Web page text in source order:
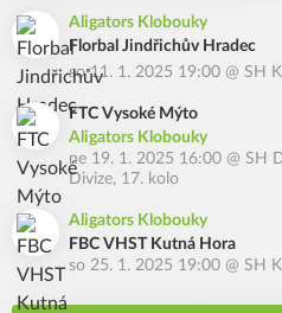
Aligators Klobouky
Florbal Jindřichův Hradec
so 11. 1. 2025 19:00 @ SH
FTC Vysoké Mýto
Aligators Klobouky
ne 19. 1. 2025 16:00 @ SH
Divize, 17. kolo
Aligators Klobouky
FBC VHST Kutná Hora
so 25. 1. 2025 19:00 @ SH